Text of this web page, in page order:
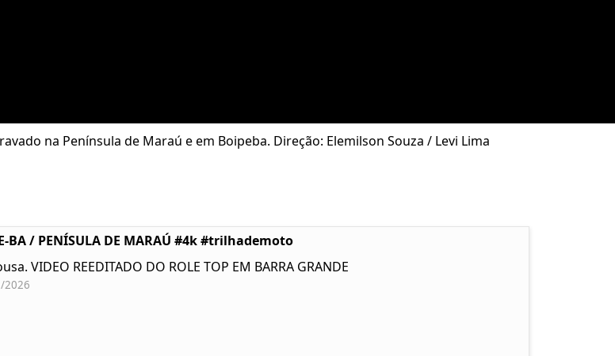
na Península de Maraú e em Boipeba. Direção: Elemilson Souza / Levi Lima
BA / PENÍSULA DE MARAÚ #4k #trilhademoto
VIDEO REEDITADO DO ROLE TOP EM BARRA GRANDE
2026